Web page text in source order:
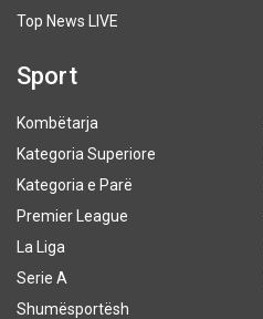
Top News LIVE
Sport
Kombëtarja
Kategoria Superiore
Kategoria e Parë
Premier League
La Liga
Serie A
Shumësportësh